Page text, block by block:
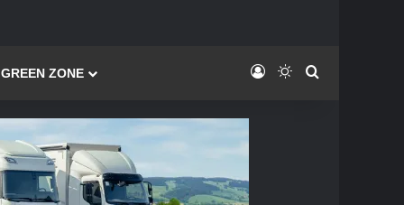
GREEN ZONE Log InSwitch skin